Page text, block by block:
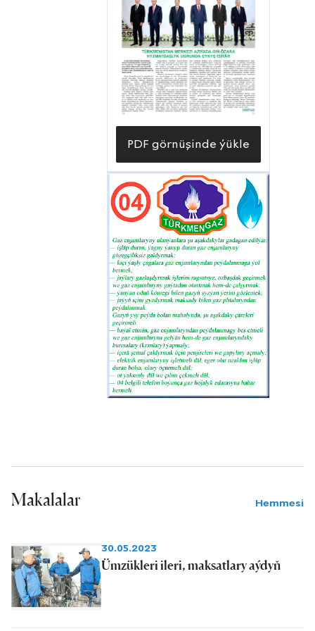
PDF görnüşinde ýükle
Makalalar Hemmesi
30.05.2023
Ümzükleri ileri, maksatlary aýdyň